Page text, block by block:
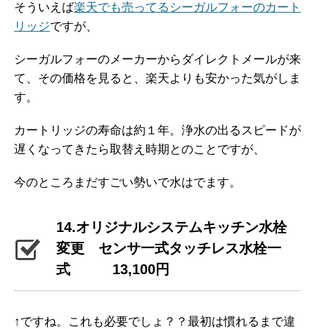
そういえば楽天でも売ってるシーガルフォーのカート
リッジですが、
シーガルフォーのメーカーからダイレクトメールが来
て、その価格を見ると、楽天よりも安かった気がしま
す。
カートリッジの寿命は約１年。浄水の出るスピードが
遅くなってきたら取替え時期とのことですが、
今のところまだすごい勢いで水はでます。
14.オリジナルシステムキッチン水栓
変更 センサ一式タッチレス水栓一
式 13,100円
↑ですね。これも必要でしょ？？最初は慣れるまで違